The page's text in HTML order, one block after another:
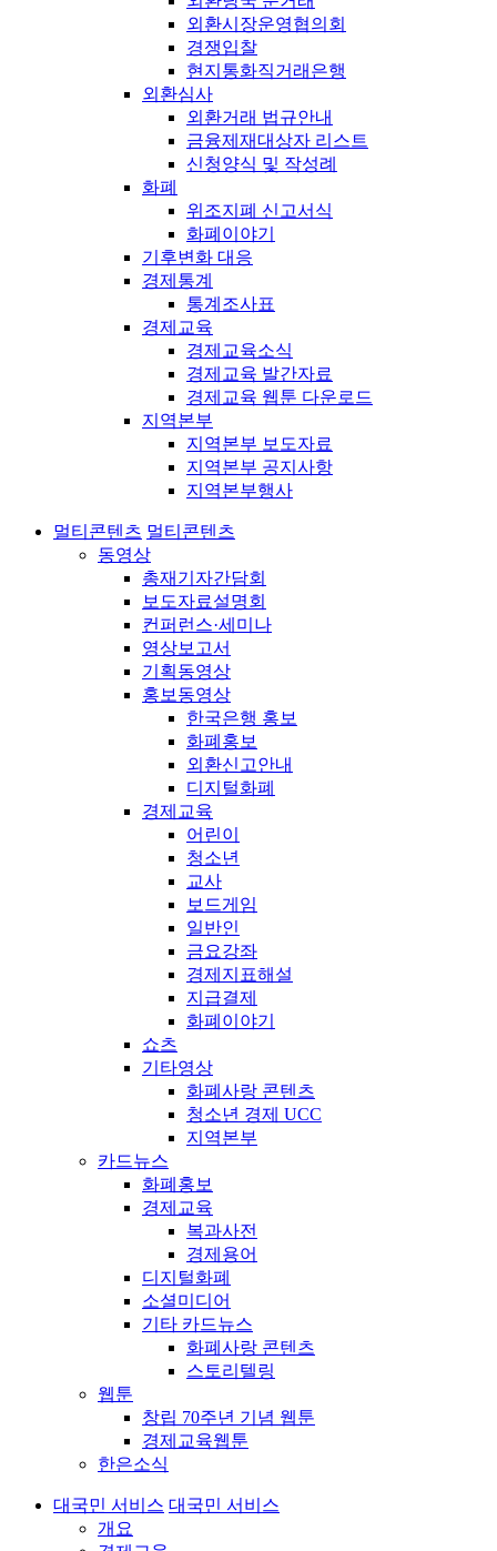
외환시장운영협의회
경쟁입찰
현지통화직거래은행
외환심사
외환거래 법규안내
금융제재대상자 리스트
신청양식 및 작성례
화폐
위조지폐 신고서식
화폐이야기
기후변화 대응
경제통계
통계조사표
경제교육
경제교육소식
경제교육 발간자료
경제교육 웹툰 다운로드
지역본부
지역본부 보도자료
지역본부 공지사항
지역본부행사
멀티콘텐츠 멀티콘텐츠
동영상
총재기자간담회
보도자료설명회
컨퍼런스·세미나
영상보고서
기획동영상
홍보동영상
한국은행 홍보
화폐홍보
외환신고안내
디지털화폐
경제교육
어린이
청소년
교사
보드게임
일반인
금요강좌
경제지표해설
지급결제
화폐이야기
쇼츠
기타영상
화폐사랑 콘텐츠
청소년 경제 UCC
지역본부
카드뉴스
화폐홍보
경제교육
복과사전
경제용어
디지털화폐
소셜미디어
기타 카드뉴스
화폐사랑 콘텐츠
스토리텔링
웹툰
창립 70주년 기념 웹툰
경제교육웹툰
한은소식
대국민 서비스 대국민 서비스
개요